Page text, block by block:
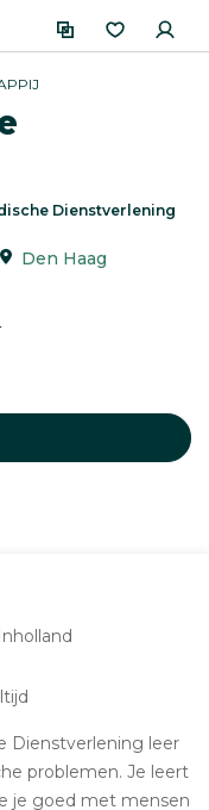
Dienstverlening
Den Haag
Dienstverlening leer
problemen. Je leert
je goed met mensen